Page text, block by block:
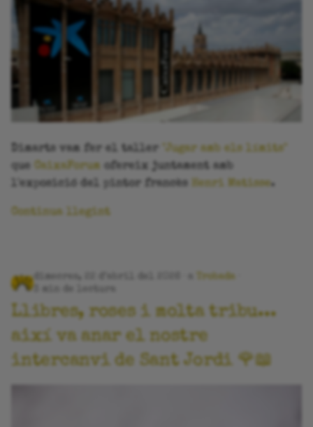
Dimarts vam fer el taller
"Jugar amb els límits"
que
CaixaForum
ofereix juntament amb
l'exposició del pintor francès
Henri Matisse .
Continua llegint
dimecres, 22 d’abril del 2026
Trobada
3 min de lectura
Llibres, roses i molta tribu...
així va anar el nostre
intercanvi de Sant Jordi 🌹📖